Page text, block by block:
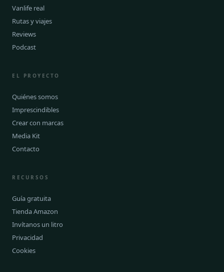
Vanlife real
Rutas y viajes
Reviews
Podcast
EL PROYECTO
Quiénes somos
Imprescindibles
Crear con marcas
Media Kit
Contacto
RECURSOS
Guía gratuita
Tienda Amazon
Invítanos un litro
Privacidad
Cookies